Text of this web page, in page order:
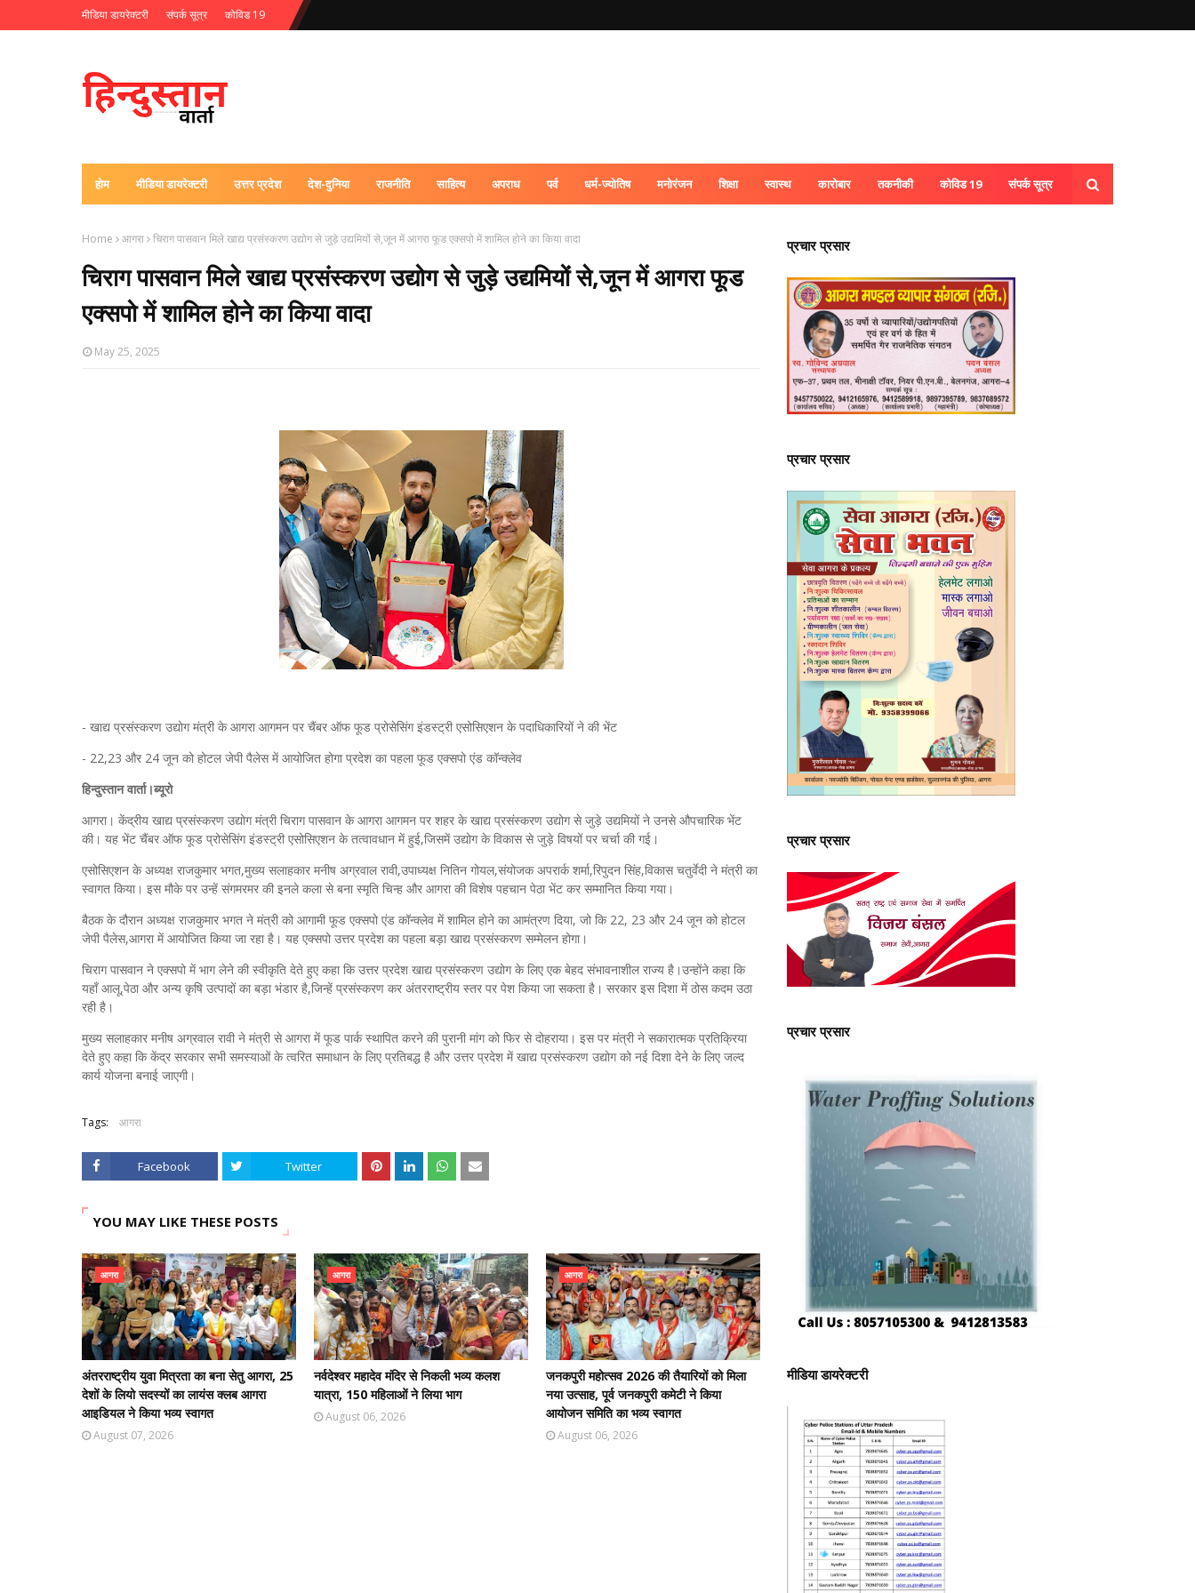
मीडिया डायरेक्टरी संपर्क सूत्र कोविड 19
होम मीडिया डायरेक्टरी उत्तर प्रदेश देश-दुनिया राजनीति साहित्य अपराध पर्व धर्म-ज्योतिष मनोरंजन शिक्षा स्वास्थ कारोबार तकनीकी कोविड 19 संपर्क सूत्र
Home आगरा चिराग पासवान मिले खाद्य प्रसंस्करण उद्योग से जुड़े उद्यमियों से,जून में आगरा फूड एक्सपो में शामिल होने का किया वादा
चिराग पासवान मिले खाद्य प्रसंस्करण उद्योग से जुड़े उद्यमियों से,जून में आगरा फूड
एक्सपो में शामिल होने का किया वादा
May 25, 2025
- खाद्य प्रसंस्करण उद्योग मंत्री के आगरा आगमन पर चैंबर ऑफ फूड प्रोसेसिंग इंडस्ट्री एसोसिएशन के पदाधिकारियों ने की भेंट
- 22,23 और 24 जून को होटल जेपी पैलेस में आयोजित होगा प्रदेश का पहला फूड एक्सपो एंड कॉन्क्लेव
हिन्दुस्तान वार्ता।ब्यूरो
आगरा। केंद्रीय खाद्य प्रसंस्करण उद्योग मंत्री चिराग पासवान के आगरा आगमन पर शहर के खाद्य प्रसंस्करण उद्योग से जुड़े उद्यमियों ने उनसे औपचारिक भेंट
की। यह भेंट चैंबर ऑफ फूड प्रोसेसिंग इंडस्ट्री एसोसिएशन के तत्वावधान में हुई,जिसमें उद्योग के विकास से जुड़े विषयों पर चर्चा की गई।
एसोसिएशन के अध्यक्ष राजकुमार भगत,मुख्य सलाहकार मनीष अग्रवाल रावी,उपाध्यक्ष नितिन गोयल,संयोजक अपरार्क शर्मा,रिपुदन सिंह,विकास चतुर्वेदी ने मंत्री का
स्वागत किया। इस मौके पर उन्हें संगमरमर की इनले कला से बना स्मृति चिन्ह और आगरा की विशेष पहचान पेठा भेंट कर सम्मानित किया गया।
बैठक के दौरान अध्यक्ष राजकुमार भगत ने मंत्री को आगामी फूड एक्सपो एंड कॉन्क्लेव में शामिल होने का आमंत्रण दिया, जो कि 22, 23 और 24 जून को होटल
जेपी पैलेस,आगरा में आयोजित किया जा रहा है। यह एक्सपो उत्तर प्रदेश का पहला बड़ा खाद्य प्रसंस्करण सम्मेलन होगा।
चिराग पासवान ने एक्सपो में भाग लेने की स्वीकृति देते हुए कहा कि उत्तर प्रदेश खाद्य प्रसंस्करण उद्योग के लिए एक बेहद संभावनाशील राज्य है।उन्होंने कहा कि
यहाँ आलू,पेठा और अन्य कृषि उत्पादों का बड़ा भंडार है,जिन्हें प्रसंस्करण कर अंतरराष्ट्रीय स्तर पर पेश किया जा सकता है। सरकार इस दिशा में ठोस कदम उठा
रही है।
मुख्य सलाहकार मनीष अग्रवाल रावी ने मंत्री से आगरा में फूड पार्क स्थापित करने की पुरानी मांग को फिर से दोहराया। इस पर मंत्री ने सकारात्मक प्रतिक्रिया
देते हुए कहा कि केंद्र सरकार सभी समस्याओं के त्वरित समाधान के लिए प्रतिबद्ध है और उत्तर प्रदेश में खाद्य प्रसंस्करण उद्योग को नई दिशा देने के लिए जल्द
कार्य योजना बनाई जाएगी।
Tags: आगरा
Facebook Twitter
YOU MAY LIKE THESE POSTS
आगरा
अंतरराष्ट्रीय युवा मित्रता का बना सेतु आगरा, 25
देशों के लियो सदस्यों का लायंस क्लब आगरा
आइडियल ने किया भव्य स्वागत
August 07, 2026
आगरा
नर्वदेश्वर महादेव मंदिर से निकली भव्य कलश
यात्रा, 150 महिलाओं ने लिया भाग
August 06, 2026
आगरा
जनकपुरी महोत्सव 2026 की तैयारियों को मिला
नया उत्साह, पूर्व जनकपुरी कमेटी ने किया
आयोजन समिति का भव्य स्वागत
August 06, 2026
प्रचार प्रसार
प्रचार प्रसार
प्रचार प्रसार
प्रचार प्रसार
मीडिया डायरेक्टरी